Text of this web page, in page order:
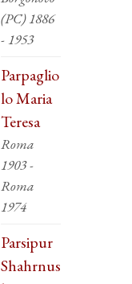
(PC) 1886
- 1953
Parpaglio
lo Maria
Teresa
Roma
1903 -
Roma
1974
Parsipur
Shahrnus